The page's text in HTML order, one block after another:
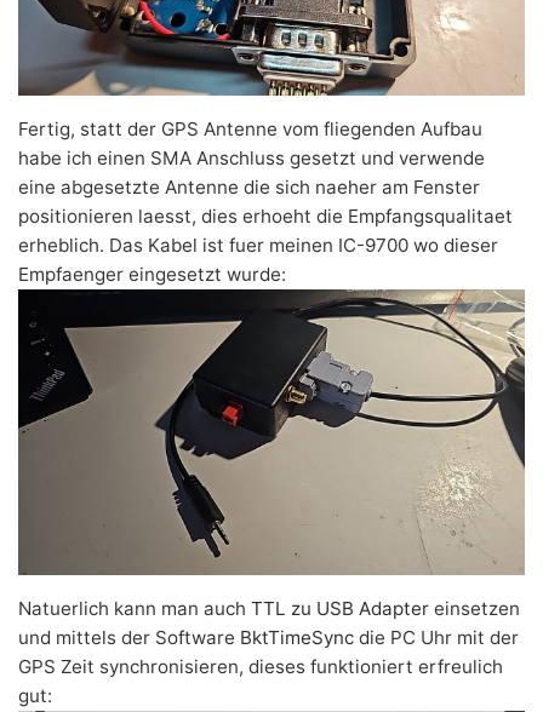
Fertig, statt der GPS Antenne vom fliegenden Aufbau
habe ich einen SMA Anschluss gesetzt und verwende
eine abgesetzte Antenne die sich naeher am Fenster
positionieren laesst, dies erhoeht die Empfangsqualitaet
erheblich. Das Kabel ist fuer meinen IC-9700 wo dieser
Empfaenger eingesetzt wurde:
Natuerlich kann man auch TTL zu USB Adapter einsetzen
und mittels der Software BktTimeSync die PC Uhr mit der
GPS Zeit synchronisieren, dieses funktioniert erfreulich
gut: